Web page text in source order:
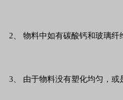
2 物料中如有碳酸钙和玻璃纤
3 由于物料没有塑化均匀，或